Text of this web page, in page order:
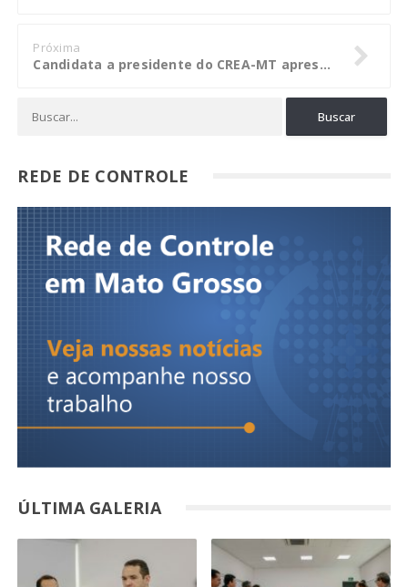
Próxima
Candidata a presidente do CREA-MT apresenta suas ações
REDE DE CONTROLE
ÚLTIMA GALERIA